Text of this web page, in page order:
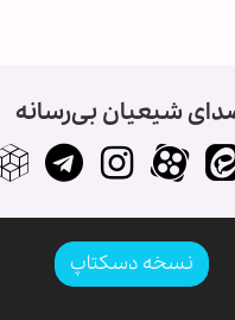
شیعیان بی‌رسانه
نسخه دسکتاپ